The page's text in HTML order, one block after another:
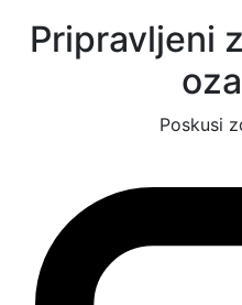
Pripravljeni
Poskusi